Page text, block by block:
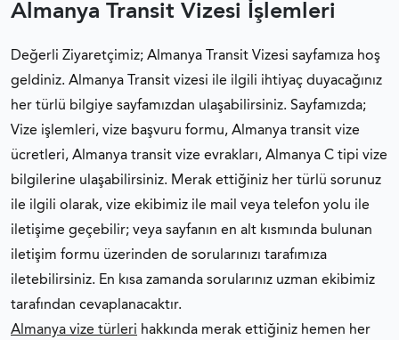
ALMANYA ETKINLIK VIZESI
ALMANYA ŞOFÖR VIZESI
ALMANYA STAJ VIZESI
ALMANYA AILE BIRLEŞIMI VIZESI
Almanya Transit Vizesi İşlemleri
Değerli Ziyaretçimiz; Almanya Transit Vizesi sayfamıza hoş
geldiniz. Almanya Transit vizesi ile ilgili ihtiyaç duyacağınız
her türlü bilgiye sayfamızdan ulaşabilirsiniz. Sayfamızda;
Vize işlemleri, vize başvuru formu, Almanya transit vize
ücretleri, Almanya transit vize evrakları, Almanya C tipi vize
bilgilerine ulaşabilirsiniz. Merak ettiğiniz her türlü sorunuz
ile ilgili olarak, vize ekibimiz ile mail veya telefon yolu ile
iletişime geçebilir; veya sayfanın en alt kısmında bulunan
iletişim formu üzerinden de sorularınızı tarafımıza
iletebilirsiniz. En kısa zamanda sorularınız uzman ekibimiz
tarafından cevaplanacaktır.
Almanya vize türleri hakkında merak ettiğiniz hemen her